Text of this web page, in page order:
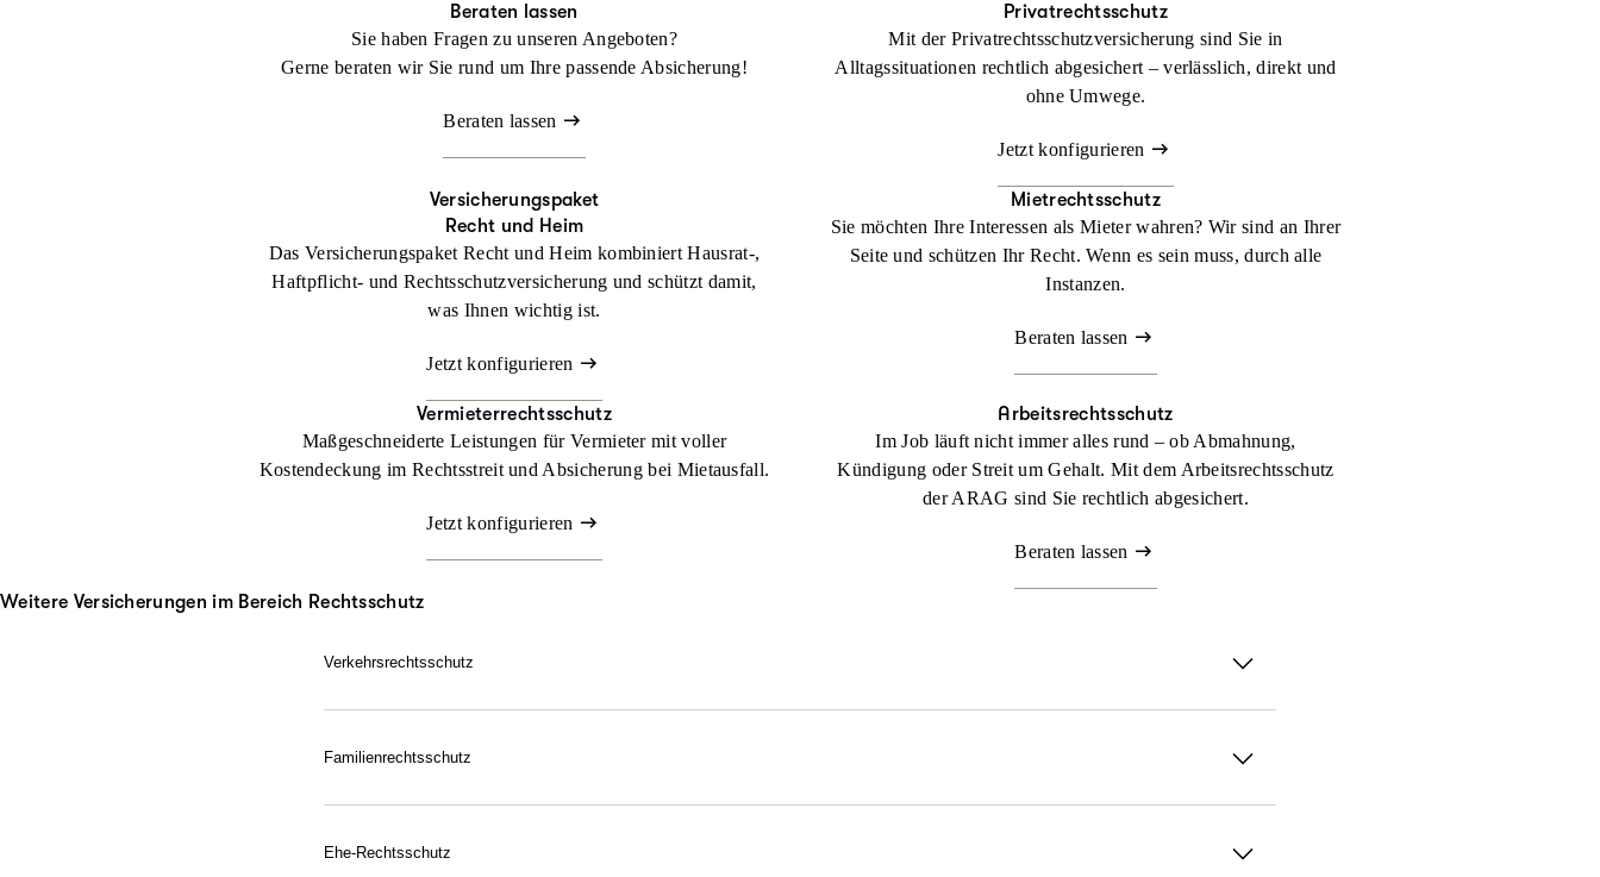
Beraten lassen
Sie haben Fragen zu unseren Angeboten?
Gerne beraten wir Sie rund um Ihre passende Absicherung!
Beraten lassen
Privatrechtsschutz
Mit der Privatrechtsschutzversicherung sind Sie in
Alltagssituationen rechtlich abgesichert – verlässlich, direkt und
ohne Umwege.
Jetzt konfigurieren
Versicherungspaket
Recht und Heim
Das Versicherungspaket Recht und Heim kombiniert Hausrat-,
Haftpflicht- und Rechtsschutzversicherung und schützt damit,
was Ihnen wichtig ist.
Jetzt konfigurieren
Mietrechtsschutz
Sie möchten Ihre Interessen als Mieter wahren? Wir sind an Ihrer
Seite und schützen Ihr Recht. Wenn es sein muss, durch alle
Instanzen.
Beraten lassen
Vermieterrechtsschutz
Maßgeschneiderte Leistungen für Vermieter mit voller
Kostendeckung im Rechtsstreit und Absicherung bei Mietausfall.
Jetzt konfigurieren
Arbeitsrechtsschutz
Im Job läuft nicht immer alles rund – ob Abmahnung,
Kündigung oder Streit um Gehalt. Mit dem Arbeitsrechtsschutz
der ARAG sind Sie rechtlich abgesichert.
Beraten lassen
Weitere Versicherungen im Bereich Rechtsschutz
Verkehrsrechtsschutz
Familienrechtsschutz
Schutz ausfallen soll.
Ehe-Rechtsschutz